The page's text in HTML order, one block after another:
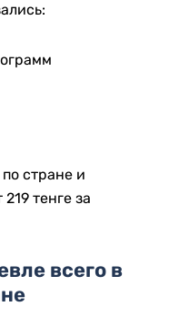
стране и
тенге за
всего в